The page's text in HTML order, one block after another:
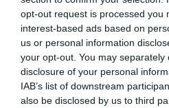
opt-out request is processed you
interest-based ads based on
us or personal information
your opt-out. You may
disclosure of your personal
IAB’s list of downstream
also be disclosed by us to third